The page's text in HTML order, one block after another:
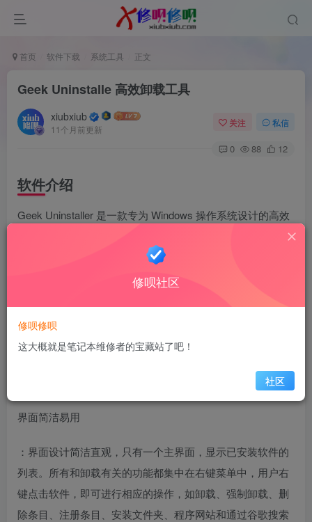
首页 软件下载 系统工具 正文
Geek Uninstalle 高效卸载工具
xiubxiub
11个月前更新
关注 私信
0 88 12
软件介绍
Geek Uninstaller 是一款专为 Windows 操作系统设计的高效
体积小巧便携
：软件体积约为 1.7M，是一个单文件的绿色软件，无需安
界面简洁易用
：界面设计简洁直观，只有一个主界面，显示已安装软件的
列表。所有和卸载有关的功能都集中在右键菜单中，用户右
键点击软件，即可进行相应的操作，如卸载、强制卸载、删
除条目、注册条目、安装文件夹、程序网站和通过谷歌搜索
修呗社区
修呗修呗
这大概就是笔记本维修者的宝藏站了吧！
社区